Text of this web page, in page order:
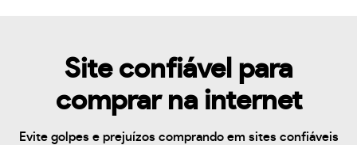
Site confiável para
comprar na internet
Evite golpes e prejuízos comprando em sites confiáveis